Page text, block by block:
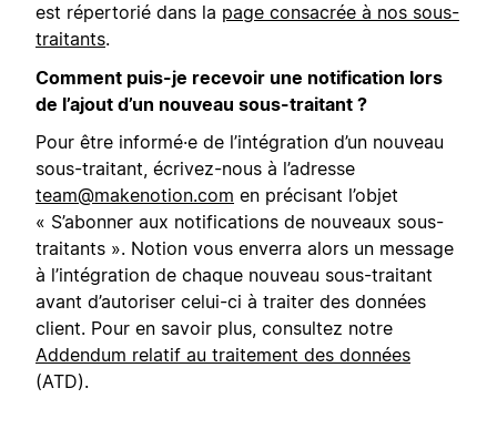
est répertorié dans la page consacrée à nos sous-
traitants.
Comment puis-je recevoir une notification lors
de l’ajout d’un nouveau sous-traitant ?
Pour être informé·e de l’intégration d’un nouveau
sous-traitant, écrivez-nous à l’adresse
team@makenotion.com en précisant l’objet
« S’abonner aux notifications de nouveaux sous-
traitants ». Notion vous enverra alors un message
à l’intégration de chaque nouveau sous-traitant
avant d’autoriser celui-ci à traiter des données
client. Pour en savoir plus, consultez notre
Addendum relatif au traitement des données
(ATD).